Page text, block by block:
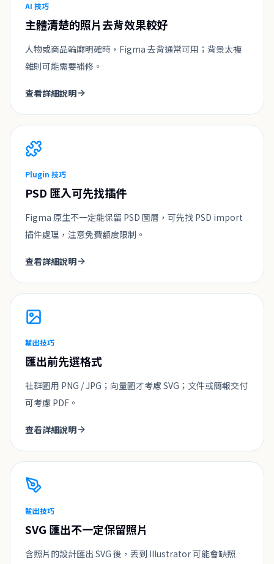
AI 技巧
主體清楚的照片去背效果較好
人物或商品輪廓明確時，Figma 去背通常可用；背景太複
雜則可能需要補修。
查看詳細說明
Plugin 技巧
PSD 匯入可先找插件
Figma 原生不一定能保留 PSD 圖層，可先找 PSD import
插件處理，注意免費額度限制。
查看詳細說明
輸出技巧
匯出前先選格式
社群圖用 PNG / JPG；向量圖才考慮 SVG；文件或簡報交付
可考慮 PDF。
查看詳細說明
輸出技巧
SVG 匯出不一定保留照片
含照片的設計匯出 SVG 後，丟到 Illustrator 可能會缺照